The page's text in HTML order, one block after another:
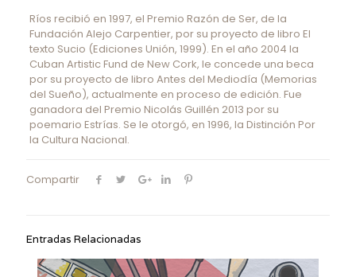
Ríos recibió en 1997, el Premio Razón de Ser, de la
Fundación Alejo Carpentier, por su proyecto de libro El
texto Sucio (Ediciones Unión, 1999). En el año 2004 la
Cuban Artistic Fund de New Cork, le concede una beca
por su proyecto de libro Antes del Mediodía (Memorias
del Sueño), actualmente en proceso de edición. Fue
ganadora del Premio Nicolás Guillén 2013 por su
poemario Estrías. Se le otorgó, en 1996, la Distinción Por
la Cultura Nacional.
Compartir
Entradas Relacionadas